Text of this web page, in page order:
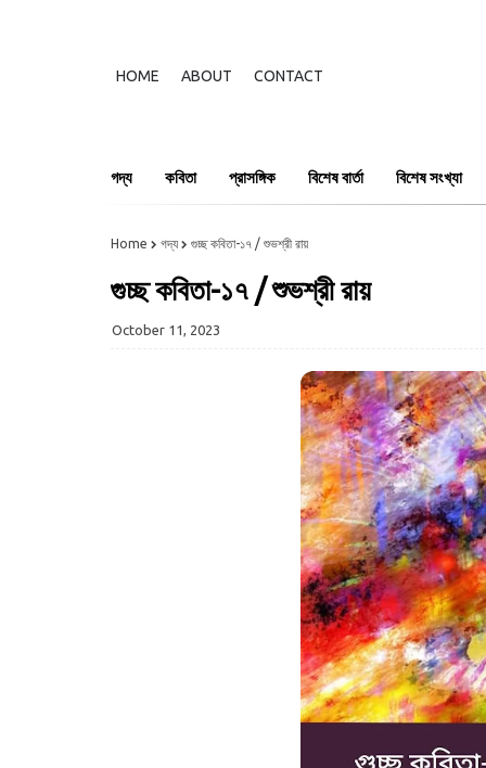
HOME ABOUT CONTACT
গদ্য কবিতা প্রাসঙ্গিক বিশেষ বার্তা বিশেষ সংখ্যা
Home গদ্য গুচ্ছ কবিতা-১৭ / শুভশ্রী রায়
গুচ্ছ কবিতা-১৭ / শুভশ্রী রায়
October 11, 2023